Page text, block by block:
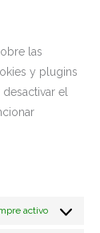
las
y plugins
el
activo